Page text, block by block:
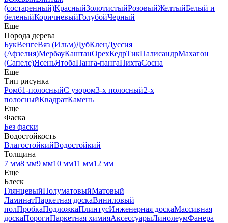
(состаренный)КрасныйЗолотистыйРозовыйЖелтыйБелый и
беленыйКоричневыйГолубойЧерный
Еще
Порода дерева
БукВенгеВяз (Ильм)ДубКленДуссия
(Афзелия)МербауКаштанОрехКедрТикПалисандрМахагон
(Сапеле)ЯсеньЯтобаПанга-пангаПихтаСосна
Еще
Тип рисунка
Ромб1-полосныйС узором3-х полосный2-х
полосныйКвадратКамень
Еще
Фаска
Без фаски
Водостойкость
ВлагостойкийВодостойкий
Толщина
7 мм8 мм9 мм10 мм11 мм12 мм
Еще
Блеск
ГлянцевыйПолуматовыйМатовый
ЛаминатПаркетная доскаВиниловый
полПробкаПодложкаПлинтусИнженерная доскаМассивная
доскаПорогиПаркетная химияАксессуарыЛинолеумФанера